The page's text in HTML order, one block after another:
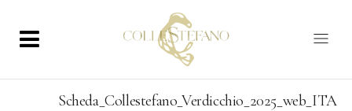
Scheda_Collestefano_Verdicchio_2025_web_ITA